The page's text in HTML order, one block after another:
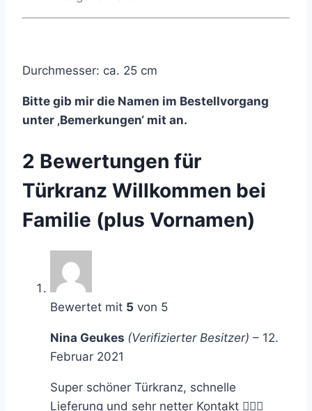
Durchmesser: ca. 25 cm
Bitte gib mir die Namen im Bestellvorgang
unter ‚Bemerkungen‘ mit an.
2 Bewertungen für
Türkranz Willkommen bei
Familie (plus Vornamen)
Bewertet mit 5 von 5
Nina Geukes (Verifizierter Besitzer) – 12.
Februar 2021
Super schöner Türkranz, schnelle
Lieferung und sehr netter Kontakt 👍🏼🥰